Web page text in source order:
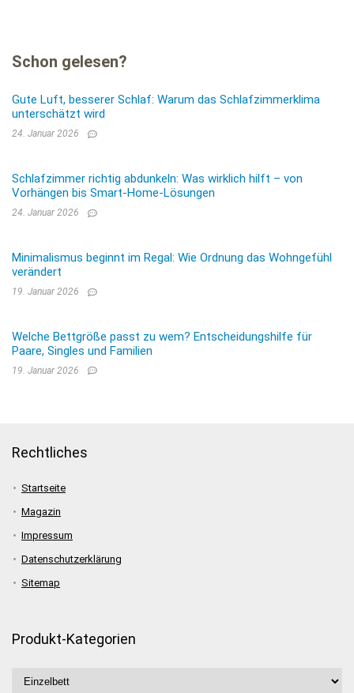
Schon gelesen?
Gute Luft, besserer Schlaf: Warum das Schlafzimmerklima
unterschätzt wird
24. Januar 2026
Schlafzimmer richtig abdunkeln: Was wirklich hilft – von
Vorhängen bis Smart-Home-Lösungen
24. Januar 2026
Minimalismus beginnt im Regal: Wie Ordnung das Wohngefühl
verändert
19. Januar 2026
Welche Bettgröße passt zu wem? Entscheidungshilfe für
Paare, Singles und Familien
19. Januar 2026
Rechtliches
Startseite
Magazin
Impressum
Datenschutzerklärung
Sitemap
Produkt-Kategorien